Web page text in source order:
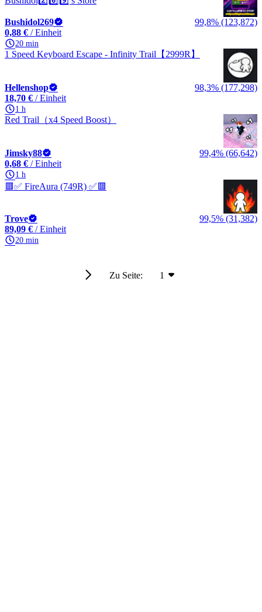
Bushidol269
99,8% (123,872)
0,88 € / Einheit
20 min
1 Speed Keyboard Escape - Infinity Trail【2999R】
Hellenshop
98,3% (177,298)
18,70 € / Einheit
1 h
Red Trail（x4 Speed Boost）
Jimsky88
99,4% (66,642)
0,68 € / Einheit
1 h
🟥✅ FireAura (749R) ✅🟥
Trove
99,5% (31,382)
89,09 € / Einheit
20 min
Zu Seite: 1